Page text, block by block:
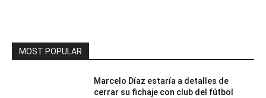
MOST POPULAR
Marcelo Díaz estaría a detalles de
cerrar su fichaje con club del fútbol